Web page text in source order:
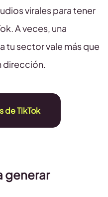
virales para tener
A veces, una
tu sector vale más que
dirección.
de TikTok
generar